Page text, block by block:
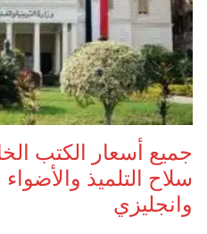
سلاح التلميذ
وانجليزي